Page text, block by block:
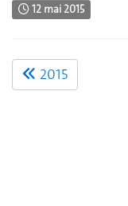
12 mai 2015
2015